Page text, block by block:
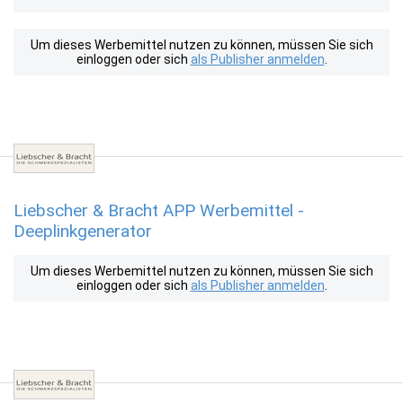
Um dieses Werbemittel nutzen zu können, müssen Sie sich
einloggen oder sich als Publisher anmelden
Liebscher & Bracht APP Werbemittel -
Deeplinkgenerator
Um dieses Werbemittel nutzen zu können, müssen Sie sich
einloggen oder sich als Publisher anmelden